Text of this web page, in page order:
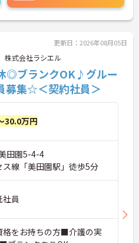
更新日：2026年08月05日
株式会社ラシエル
◎ブランクOK♪グルー
募集☆＜契約社員＞
30.0万円
田園5-4-4
線「美田園駅」徒歩5分
員
をお持ちの方■介護の実